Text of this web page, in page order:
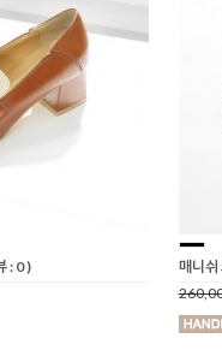
: 0 )
매니쉬